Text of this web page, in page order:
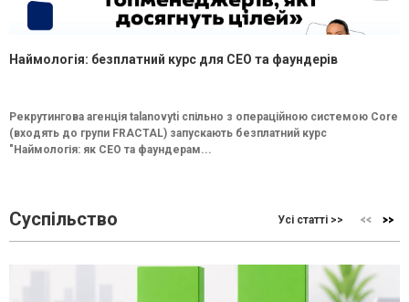
Наймологія: безплатний курс для CEO та фаундерів
Рекрутингова агенція talanovyti спільно з операційною системою Core
(входять до групи FRACTAL) запускають безплатний курс
"Наймологія: як СEO та фаундерам...
Суспільство Усі статті >>